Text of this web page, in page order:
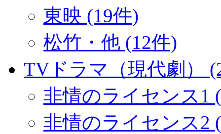
東映 (19件)
松竹・他 (12件)
TVドラマ（現代劇）
非情のライセンス1
非情のライセンス2